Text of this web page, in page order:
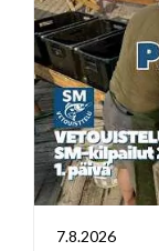
7.8.2026